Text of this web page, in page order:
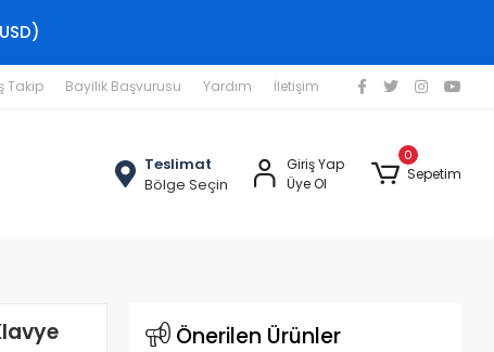
Takip Bayilik Başvurusu Yardım İletişim
Teslimat
Bölge Seçin
Giriş Yap
Üye Ol
0
Sepetim
Önerilen Ürünler